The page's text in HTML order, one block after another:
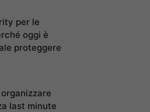
per le
oggi è
proteggere
last minute